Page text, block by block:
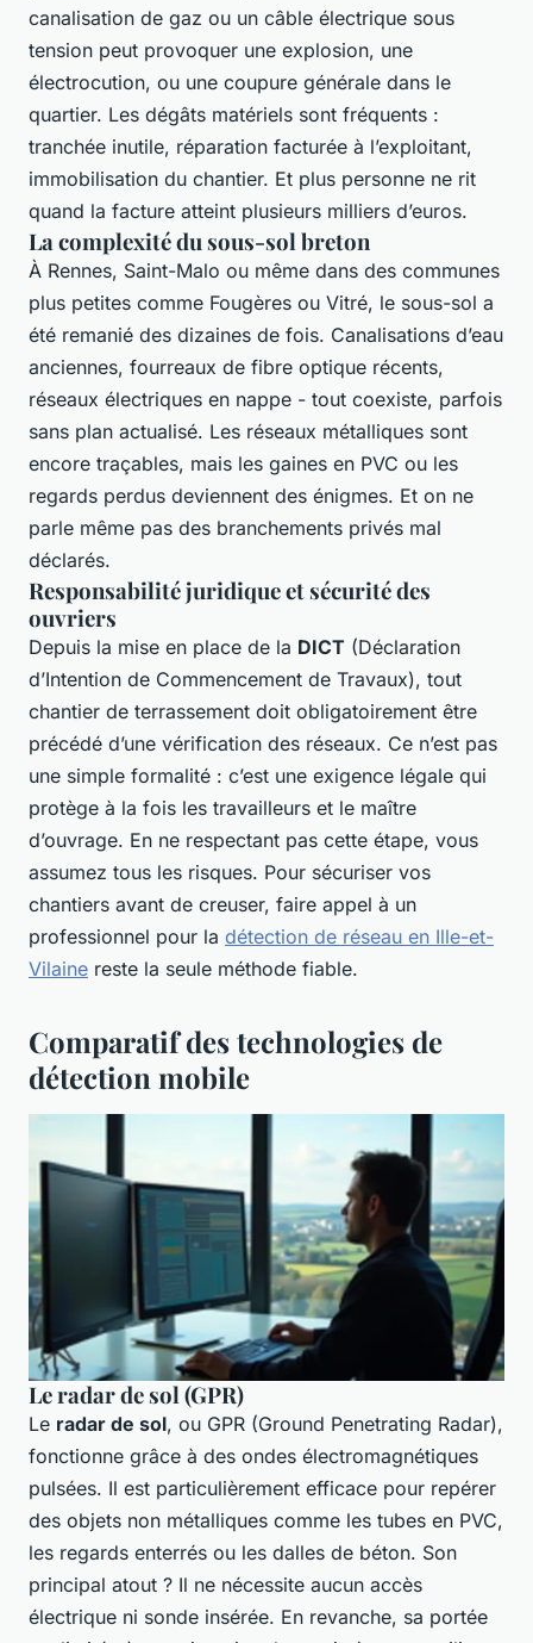
canalisation de gaz ou un câble électrique sous
tension peut provoquer une explosion, une
électrocution, ou une coupure générale dans le
quartier. Les dégâts matériels sont fréquents :
tranchée inutile, réparation facturée à l’exploitant,
immobilisation du chantier. Et plus personne ne rit
quand la facture atteint plusieurs milliers d’euros.
La complexité du sous-sol breton
À Rennes, Saint-Malo ou même dans des communes
plus petites comme Fougères ou Vitré, le sous-sol a
été remanié des dizaines de fois. Canalisations d’eau
anciennes, fourreaux de fibre optique récents,
réseaux électriques en nappe - tout coexiste, parfois
sans plan actualisé. Les réseaux métalliques sont
encore traçables, mais les gaines en PVC ou les
regards perdus deviennent des énigmes. Et on ne
parle même pas des branchements privés mal
déclarés.
Responsabilité juridique et sécurité des
ouvriers
Depuis la mise en place de la DICT (Déclaration
d’Intention de Commencement de Travaux), tout
chantier de terrassement doit obligatoirement être
précédé d’une vérification des réseaux. Ce n’est pas
une simple formalité : c’est une exigence légale qui
protège à la fois les travailleurs et le maître
d’ouvrage. En ne respectant pas cette étape, vous
assumez tous les risques. Pour sécuriser vos
chantiers avant de creuser, faire appel à un
professionnel pour la détection de réseau en Ille-et-
Vilaine reste la seule méthode fiable.
Comparatif des technologies de
détection mobile
Le radar de sol (GPR)
Le radar de sol, ou GPR (Ground Penetrating Radar),
fonctionne grâce à des ondes électromagnétiques
pulsées. Il est particulièrement efficace pour repérer
des objets non métalliques comme les tubes en PVC,
les regards enterrés ou les dalles de béton. Son
principal atout ? Il ne nécessite aucun accès
électrique ni sonde insérée. En revanche, sa portée